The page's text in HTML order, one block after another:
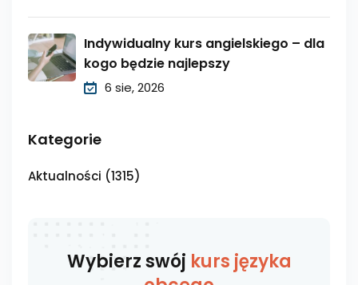
Indywidualny kurs angielskiego – dla
kogo będzie najlepszy
6 sie, 2026
Kategorie
Aktualności (1315)
Wybierz swój kurs języka